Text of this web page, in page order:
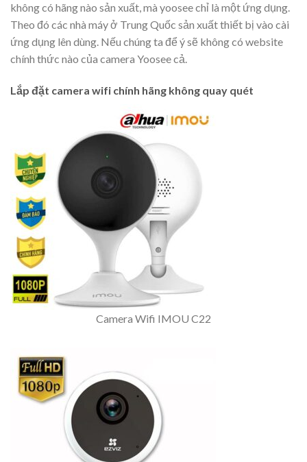
không có hãng nào sản xuất, mà yoosee chỉ là một ứng dụng.
Theo đó các nhà máy ở Trung Quốc sản xuất thiết bị vào cài
ứng dụng lên dùng. Nếu chúng ta để ý sẽ không có website
chính thức nào của camera Yoosee cả.
Lắp đặt camera wifi chính hãng không quay quét
Camera Wifi IMOU C22